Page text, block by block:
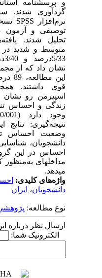
گردآوری شدند.
توصیفی و آزمون
تحلیل شدند.
متوسط و شدید در
5/
این
قوی داشتند.
اسپیرمن رو نشان
زندگی و احساس
نتیجه‌گیری: نتایج
وضعیت احساس
دانشجویان،
احساس در این
مداخله­ای به‌منظور
می­دهد.
واژه‌های کلیدی:
دانشجویان،ایران
نوع مطالعه:پژوهشي
ارسال نظر درباره
الکترونیک شما: